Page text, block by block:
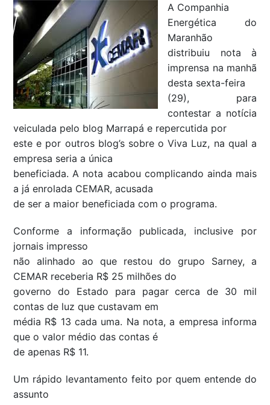
A Companhia
Energética do
Maranhão
distribuiu nota à
imprensa na manhã
desta sexta-feira
(29), para
contestar a notícia
veiculada pelo blog Marrapá e repercutida por
este e por outros blog’s sobre o Viva Luz, na qual a
empresa seria a única
beneficiada. A nota acabou complicando ainda mais
a já enrolada CEMAR, acusada
de ser a maior beneficiada com o programa.
Conforme a informação publicada, inclusive por
jornais impresso
não alinhado ao que restou do grupo Sarney, a
CEMAR receberia R$ 25 milhões do
governo do Estado para pagar cerca de 30 mil
contas de luz que custavam em
média R$ 13 cada uma. Na nota, a empresa informa
que o valor médio das contas é
de apenas R$ 11.
Um rápido levantamento feito por quem entende do
assunto